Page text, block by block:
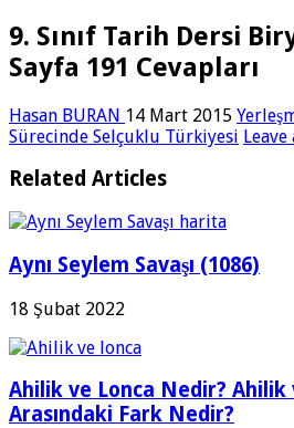
9. Sınıf Tarih Dersi
Sayfa 191 Cevapları
Hasan BURAN 14 Mart 2015
Sürecinde Selçuklu Türkiyesi
Related Articles
Aynı Seylem Savaşı (1086)
18 Şubat 2022
Ahilik ve Lonca Nedir? Ahilik
Arasındaki Fark Nedir?